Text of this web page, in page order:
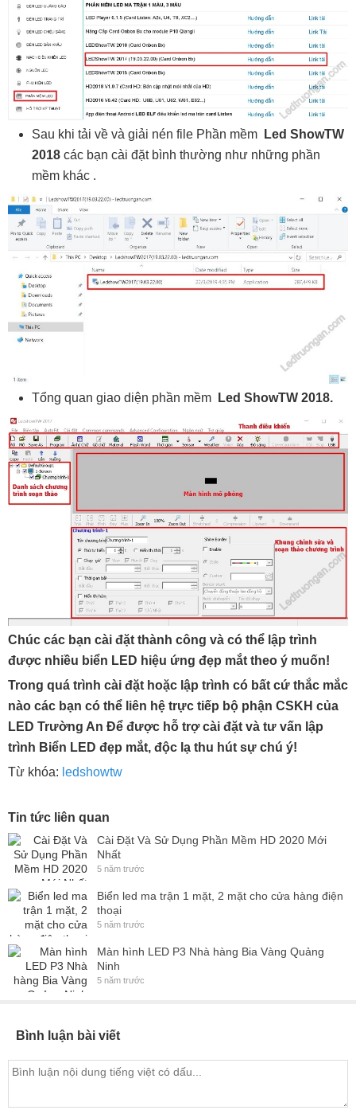
Sau khi tải về và giải nén file Phần mềm
Led ShowTW
2018 các bạn cài đặt bình thường như những phần
mềm khác .
Tổng quan giao diện phần mềm Led ShowTW 2018.
Chúc các bạn cài đặt thành công và có thể lập trình
được nhiều biển LED hiệu ứng đẹp mắt theo ý muốn!
Trong quá trình cài đặt hoặc lập trình có bất cứ thắc mắc
nào các bạn có thể liên hệ trực tiếp bộ phận CSKH của
LED Trường An Để được hỗ trợ cài đặt và tư vấn lập
trình Biển LED đẹp mắt, độc lạ thu hút sự chú ý!
Từ khóa: ledshowtw
Tin tức liên quan
Cài Đặt Và Sử Dụng Phần Mềm HD 2020 Mới
Nhất
5 năm trước
Biển led ma trận 1 mặt, 2 mặt cho cửa hàng điện
thoại
5 năm trước
Màn hình LED P3 Nhà hàng Bia Vàng Quảng
Ninh
5 năm trước
Bình luận bài viết